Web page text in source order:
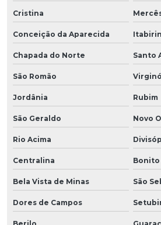
Cristina
Conceição da Aparecida
Chapada do Norte Santo
São Romão
Jordânia Rubim
São Geraldo Novo
Rio Acima
Centralina Bonito
Bela Vista de Minas São
Dores de Campos